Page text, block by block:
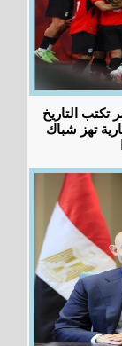
2026.. مصر تكتب التاريخ
تهز شباك